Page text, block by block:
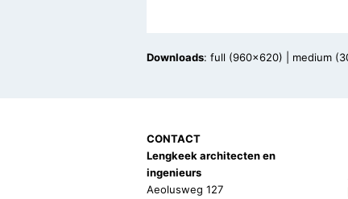
Downloads: full (960x620) medium
CONTACT
Lengkeek architecten en
ingenieurs
Aeolusweg 127